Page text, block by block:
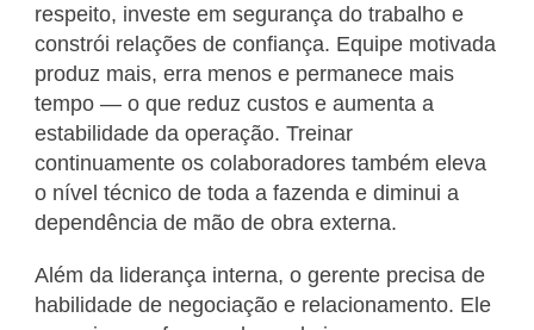
respeito, investe em segurança do trabalho e
constrói relações de confiança. Equipe motivada
produz mais, erra menos e permanece mais
tempo — o que reduz custos e aumenta a
estabilidade da operação. Treinar
continuamente os colaboradores também eleva
o nível técnico de toda a fazenda e diminui a
dependência de mão de obra externa.
Além da liderança interna, o gerente precisa de
habilidade de negociação e relacionamento. Ele